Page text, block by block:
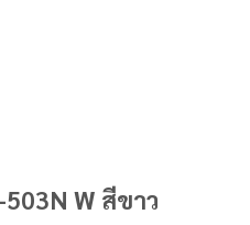
W สีขาว